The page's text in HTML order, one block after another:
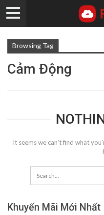
Browsing Tag
Cảm Động
It seems we can’t find what
Khuyến Mãi Mới Nhất